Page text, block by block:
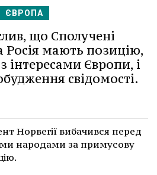
ЄВРОПА
що Сполучені
мають позицію,
інтересами Європи, і
свідомості.
Норвегії вибачився перед
народами за примусову